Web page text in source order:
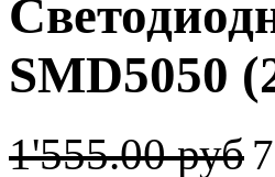
SMD5050
1'555.00 руб